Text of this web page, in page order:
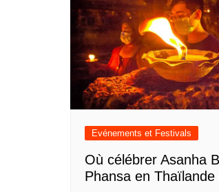
Evénements et Festivals
Où célébrer Asanha
Phansa en